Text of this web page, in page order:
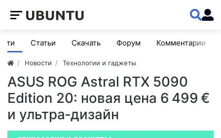
Статьи Скачать Форум Комментарии
Новости Технологии и гаджеты
ASUS ROG Astral RTX 5090
Edition 20: новая цена 6 499 €
и ультра‑дизайн